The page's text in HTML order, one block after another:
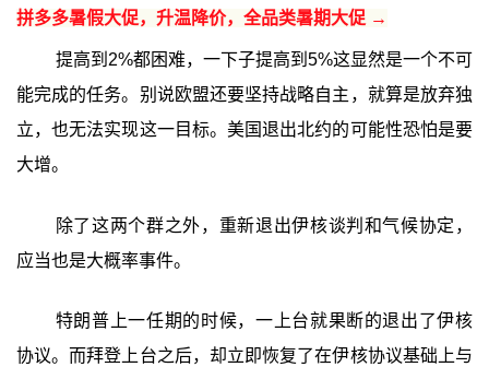
拼多多暑假大促，升温降价，全品类暑期大促 →
提高到2%都困难，一下子提高到5%这显然是一个不可
能完成的任务。别说欧盟还要坚持战略自主，就算是放弃独
立，也无法实现这一目标。美国退出北约的可能性恐怕是要
大增。
除了这两个群之外，重新退出伊核谈判和气候协定，
应当也是大概率事件。
特朗普上一任期的时候，一上台就果断的退出了伊核
协议。而拜登上台之后，却立即恢复了在伊核协议基础上与